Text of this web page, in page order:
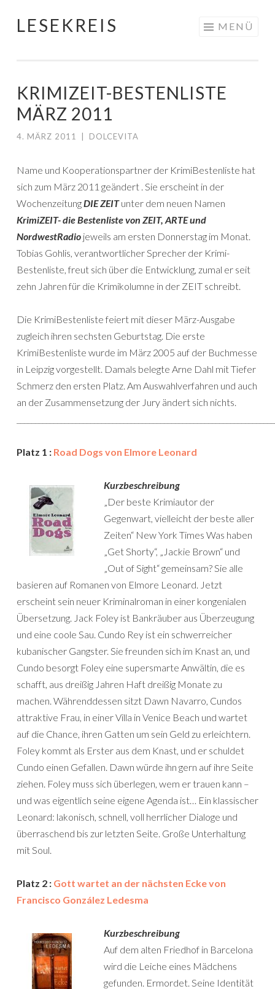
Springe
LESEKREIS MENÜ
KRIMIZEIT-BESTENLISTE
MÄRZ 2011
4. MÄRZ 2011 DOLCEVITA
Name und Kooperationspartner der KrimiBestenliste hat
sich zum März 2011 geändert . Sie erscheint in der
WochenzeitungDIE ZEITunter dem neuen Namen
KrimiZEIT- die Bestenliste von ZEIT, ARTE und
NordwestRadio jeweils am ersten Donnerstag im Monat.
Tobias Gohlis, verantwortlicher Sprecher der Krimi-
Bestenliste, freut sich über die Entwicklung, zumal er seit
zehn Jahren für die Krimikolumne in der ZEIT schreibt.
Die KrimiBestenliste feiert mit dieser März-Ausgabe
zugleich ihren sechsten Geburtstag. Die erste
KrimiBestenliste wurde im März 2005 auf der Buchmesse
in Leipzig vorgestellt. Damals belegte Arne Dahl mit Tiefer
Schmerz den ersten Platz. Am Auswahlverfahren und auch
an der Zusammensetzung der Jury ändert sich nichts.
Platz 1 : Road Dogs von Elmore Leonard
Kurzbeschreibung
„Der beste Krimiautor der
Gegenwart, vielleicht der beste aller
Zeiten“ New York Times Was haben
„Get Shorty“, „Jackie Brown“ und
„Out of Sight“ gemeinsam? Sie alle
basieren auf Romanen von Elmore Leonard. Jetzt
erscheint sein neuer Kriminalroman in einer kongenialen
Übersetzung. Jack Foley ist Bankräuber aus Überzeugung
und eine coole Sau. Cundo Rey ist ein schwerreicher
kubanischer Gangster. Sie freunden sich im Knast an, und
Cundo besorgt Foley eine supersmarte Anwältin, die es
schafft, aus dreißig Jahren Haft dreißig Monate zu
machen. Währenddessen sitzt Dawn Navarro, Cundos
attraktive Frau, in einer Villa in Venice Beach und wartet
auf die Chance, ihren Gatten um sein Geld zu erleichtern.
Foley kommt als Erster aus dem Knast, und er schuldet
Cundo einen Gefallen. Dawn würde ihn gern auf ihre Seite
ziehen. Foley muss sich überlegen, wem er trauen kann –
und was eigentlich seine eigene Agenda ist… Ein klassischer
Leonard: lakonisch, schnell, voll herrlicher Dialoge und
überraschend bis zur letzten Seite. Große Unterhaltung
mit Soul.
Platz 2 : Gott wartet an der nächsten Ecke von
Francisco González Ledesma
Kurzbeschreibung
Auf dem alten Friedhof in Barcelona
wird die Leiche eines Mädchens
gefunden. Ermordet. Seine Identität